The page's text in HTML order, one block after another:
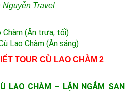
Nguyễn Travel
Chàm (Ăn trưa, tối)
Lao Chàm (Ăn sáng)
TOUR CÙ LAO CHÀM 2
LAO CHÀM – LẶN NGẮM SAN